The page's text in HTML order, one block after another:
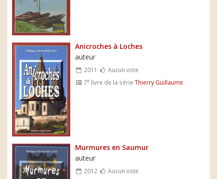
Anicroches à Loches
auteur
2011
Aucun vote
7e livre de la sérieThierry Guillaume
Murmures en Saumur
auteur
2012
Aucun vote